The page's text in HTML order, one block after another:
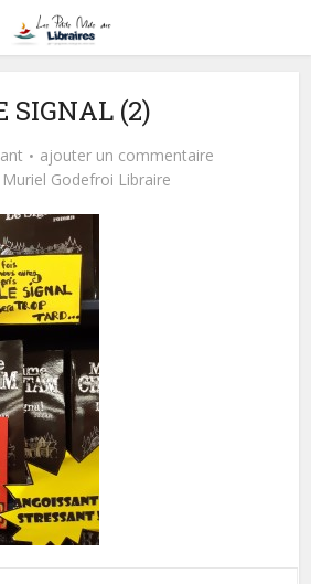
SIGNAL (2)
ajouter un commentaire
Muriel Godefroi Libraire